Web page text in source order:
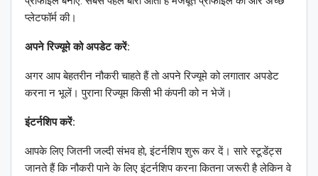
प्लेटफॉर्म की।
अपने रिज्यूमे को अपडेट करें:
अगर आप बेहतरीन नौकरी चाहते हैं तो अपने रिज्यूमे को लगातार अपडेट
करना न भूलें। पुराना रिज्यूम किसी भी कंपनी को न भेजें।
इंटर्नशिप करें:
आपके लिए जितनी जल्दी संभव हो, इंटर्नशिप शुरू कर दें। सारे स्टूडेंट्स
जानते हैं कि नौकरी पाने के लिए इंटर्नशिप करना कितना जरूरी है लेकिन वे